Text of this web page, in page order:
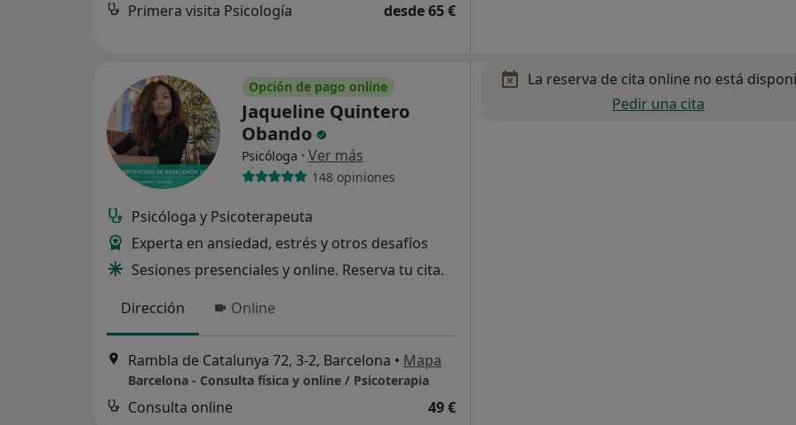
Primera visita Psicología desde 65 €
Opción de pago online
Jaqueline Quintero
Obando
Psicóloga · Ver más
148 opiniones
Psicóloga y Psicoterapeuta
Experta en ansiedad, estrés y otros desafíos
Sesiones presenciales y online. Reserva tu cita.
Dirección
Online
Rambla de Catalunya 72, 3-2, Barcelona • Mapa
Barcelona - Consulta física y online / Psicoterapia
Consulta online 49 €
La reserva de cita online no está
Pedir una cita